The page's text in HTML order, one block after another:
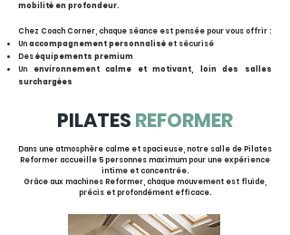
mobilité en profondeur.
Chez Coach Corner, chaque séance est pensée pour vous offrir :
Unaccompagnement personnalisé et sécurisé
Deséquipements premium
Un
environnement calme et motivant, loin des salles
surchargées​
PILATES REFORMER
Dans une atmosphère calme et spacieuse, notre salle de Pilates
Reformer accueille 5 personnes maximum pour une expérience
intime et concentrée.
Grâce aux machines Reformer, chaque mouvement est fluide,
précis et profondément efficace.